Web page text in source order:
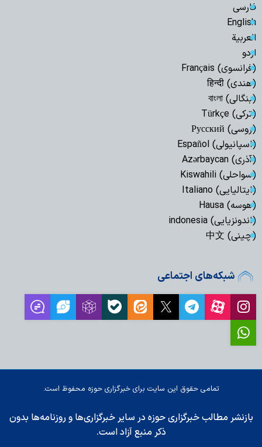
فارسی
English
العربیة
اردو
(فرانسوی) Français
(هندی) हिन्दी
(بنگالی) বাংলা
(ترکی) Türkçe
(روسی) Русский
(اسپانیولی) Español
(آذری) Azərbaycan
(سواحلی) Kiswahili
(ایتالیایی) Italiano
(هوسه) Hausa
(اندونزیایی) indonesia
(چینی) 中文
شبکه‌های اجتماعی
تمامی حقوق این سایت برای خبرگزاری حوزه محفوظ است.
بازنشر مطالب خبرگزاری حوزه در سایر خبرگزاری‌ها و روزنامه‌ها بدون
ذکر منبع آزاد است.